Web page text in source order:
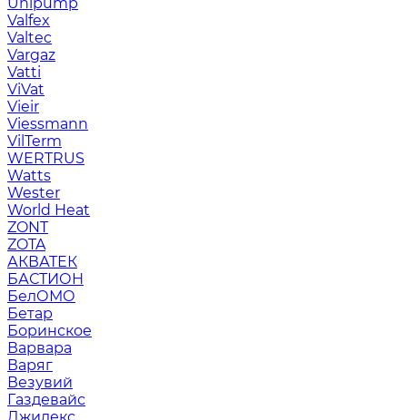
Valfex
Valtec
Vargaz
Vatti
ViVat
Vieir
Viessmann
VilTerm
WERTRUS
Watts
Wester
World Heat
ZONT
ZOTA
АКВАТЕК
БАСТИОН
БелОМО
Бетар
Боринское
Варвара
Варяг
Везувий
Газдевайс